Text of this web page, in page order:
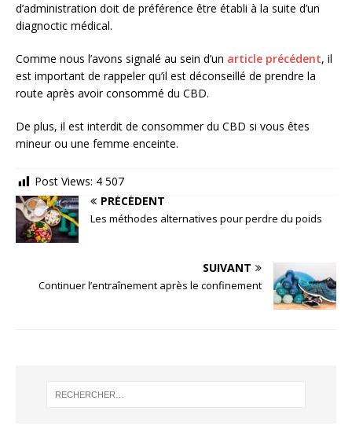
d’administration doit de préférence être établi à la suite d’un
diagnoctic médical.
Comme nous l’avons signalé au sein d’un article précédent, il
est important de rappeler qu’il est déconseillé de prendre la
route après avoir consommé du CBD.
De plus, il est interdit de consommer du CBD si vous êtes
mineur ou une femme enceinte.
Post Views: 4 507
PRÉCÉDENT
Les méthodes alternatives pour perdre du poids
SUIVANT
Continuer l’entraînement après le confinement